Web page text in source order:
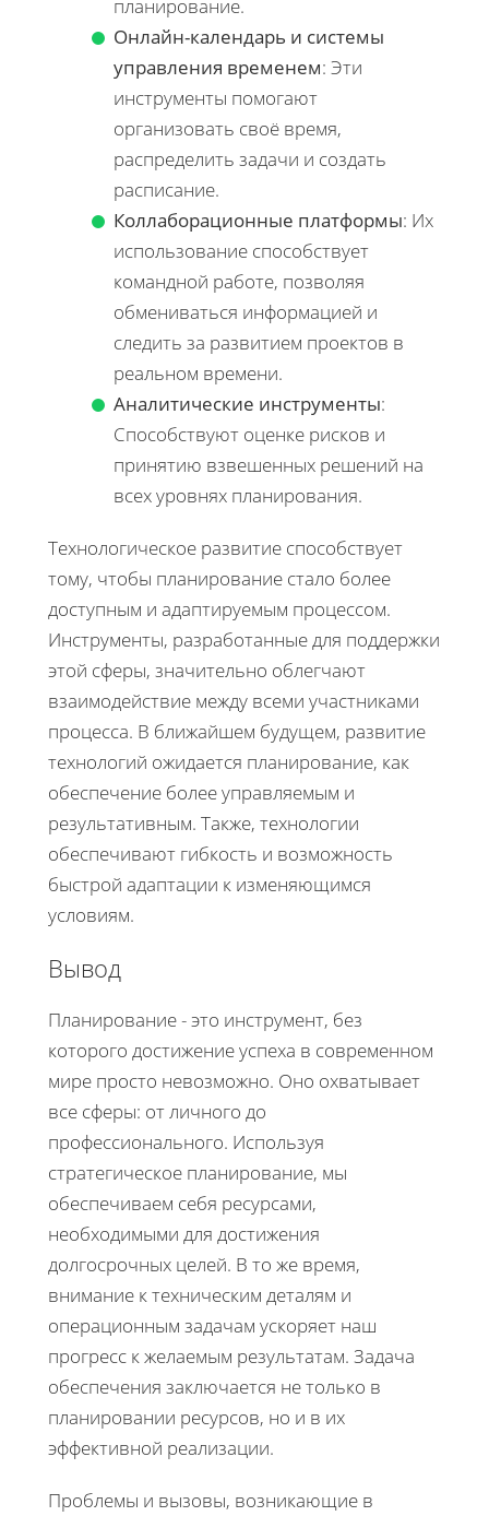
планирование.
Онлайн-календарь и системы
управления временем: Эти
инструменты помогают
организовать своё время,
распределить задачи и создать
расписание.
Коллаборационные платформы: Их
использование способствует
командной работе, позволяя
обмениваться информацией и
следить за развитием проектов в
реальном времени.
Аналитические инструменты:
Способствуют оценке рисков и
принятию взвешенных решений на
всех уровнях планирования.
Технологическое развитие способствует
тому, чтобы планирование стало более
доступным и адаптируемым процессом.
Инструменты, разработанные для поддержки
этой сферы, значительно облегчают
взаимодействие между всеми участниками
процесса. В ближайшем будущем, развитие
технологий ожидается планирование, как
обеспечение более управляемым и
результативным. Также, технологии
обеспечивают гибкость и возможность
быстрой адаптации к изменяющимся
условиям.
Вывод
Планирование - это инструмент, без
которого достижение успеха в современном
мире просто невозможно. Оно охватывает
все сферы: от личного до
профессионального. Используя
стратегическое планирование, мы
обеспечиваем себя ресурсами,
необходимыми для достижения
долгосрочных целей. В то же время,
внимание к техническим деталям и
операционным задачам ускоряет наш
прогресс к желаемым результатам. Задача
обеспечения заключается не только в
планировании ресурсов, но и в их
эффективной реализации.
Проблемы и вызовы, возникающие в